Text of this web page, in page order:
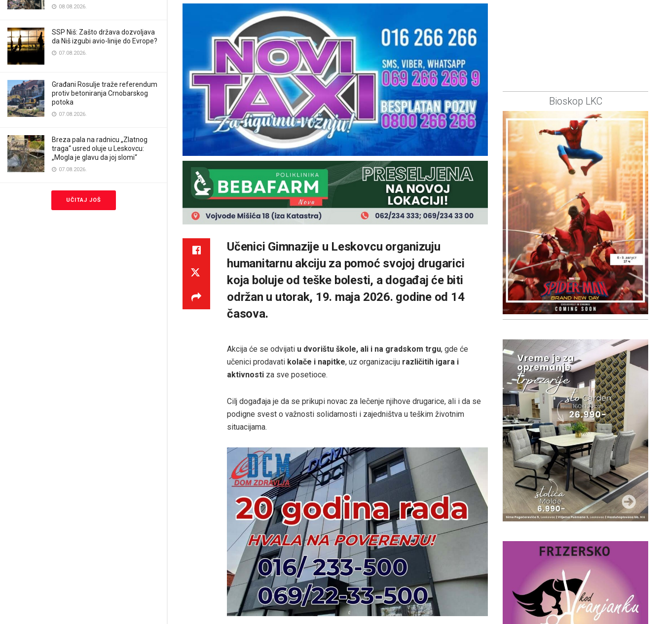
08.08.2026.
SSP Niš: Zašto država dozvoljava
da Niš izgubi avio-linije do Evrope?
07.08.2026.
Građani Rosulje traže referendum
protiv betoniranja Crnobarskog
potoka
07.08.2026.
Breza pala na radnicu „Zlatnog
traga“ usred oluje u Leskovcu:
„Mogla je glavu da joj slomi“
07.08.2026.
UČITAJ JOŠ
Učenici Gimnazije u Leskovcu organizuju
humanitarnu akciju za pomoć svojoj drugarici
koja boluje od teške bolesti, a događaj će biti
održan u utorak, 19. maja 2026. godine od 14
časova.
Akcija će se odvijati u dvorištu škole, ali i na gradskom trgu, gde će
učenici prodavati kolače i napitke, uz organizaciju različitih igara i
aktivnosti za sve posetioce.
Cilj događaja je da se prikupi novac za lečenje njihove drugarice, ali i da se
podigne svest o važnosti solidarnosti i zajedništva u teškim životnim
situacijama.
Bioskop LKC